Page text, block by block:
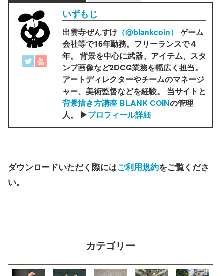
いずもじ
出雲寺ぜんすけ （‎@blankcoin） ゲーム
会社等で16年勤務。フリーランスで４
年。 背景を中心に武器、アイテム、スタ
ンプ画像など2DCG業務を幅広く担当。
アートディレクターやチームのマネージ
ャー、美術監督などを経験。 当サイトと
背景描き方講座 BLANK COINの管理
人。 ▶プロフィール詳細
ダウンロードいただく際にはご利用規約をご覧くださ
い。
カテゴリー